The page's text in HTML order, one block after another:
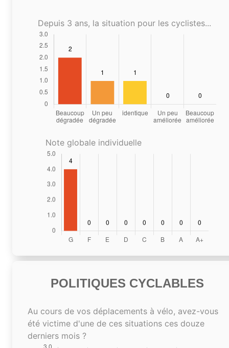
Depuis 3 ans, la situation pour les cyclistes...
Note globale individuelle
POLITIQUES CYCLABLES
Au cours de vos déplacements à vélo, avez-vous
été victime d'une de ces situations ces douze
derniers mois ?